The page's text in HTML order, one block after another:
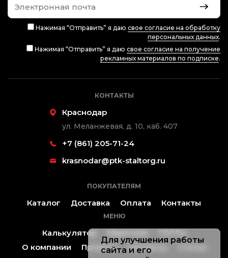
Нажимая “Отправить” я даю свое согласие на обработку
персональных данных.
Нажимая “Отправить” я даю свое согласие на получение
рекламных материалов по подписке.
КОНТАКТЫ
Краснодар
ул. Меланжевая, д. 10, каб. 407
+7 (861) 205-71-24
krasnodar@ptk-staltorg.ru
ПОКУПАТЕЛЯМ
Каталог Доставка Оплата Контакты
МЕНЮ
Калькулятор Марочник
ГОСТы
О компании
Проекты Контакты
Для улучшения работы
сайта и его